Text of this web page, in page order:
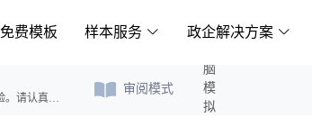
免费模板 样本服务 政企解决方案
欢迎参与本次调查，我们致力于改善您的生活便利体验。请认真回答以下问题，您的意见对我们非常重要。
审阅模式
电脑模拟答题